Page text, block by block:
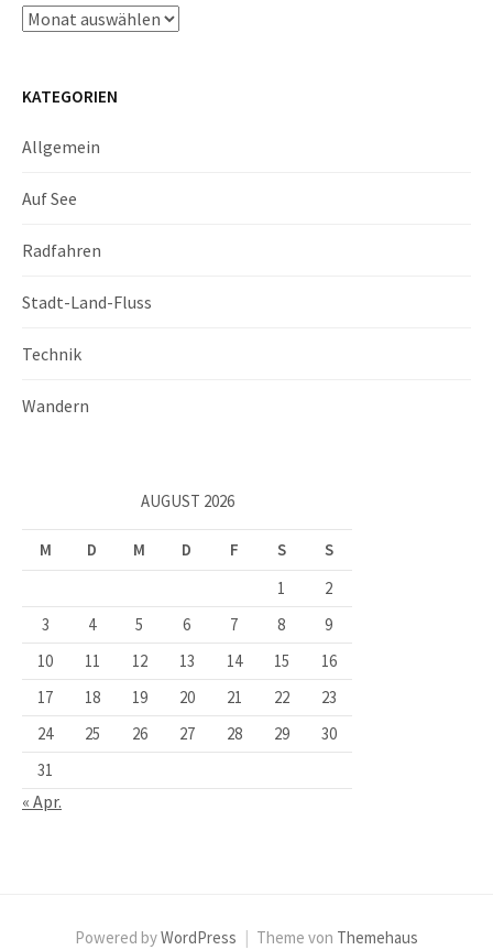
Archiv
KATEGORIEN
Allgemein
Auf See
Radfahren
Stadt-Land-Fluss
Technik
Wandern
AUGUST 2026
M D M D F S
S
1
2
3
4 5 6 7 8
9
10
11 12 13 14 15
16
17
18 19 20 21 22
23
24
25 26 27 28 29
30
31
« Apr.
Powered byWordPress Theme von Themehaus